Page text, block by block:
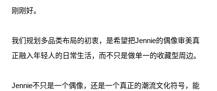
刚刚好。
我们规划多品类布局的初衷，是希望把Jennie的偶像审美真
正融入年轻人的日常生活，而不只是做单一的收藏型周边。
Jennie不只是一个偶像，还是一个真正的潮流文化符号，能